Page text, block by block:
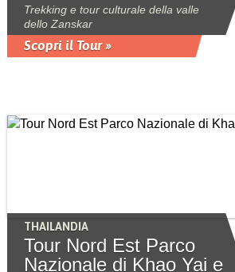
Trekking e tour culturale della valle
dello Zanskar
Scopri il Tour »
THAILANDIA
Tour Nord Est Parco
Nazionale di Khao Yai e